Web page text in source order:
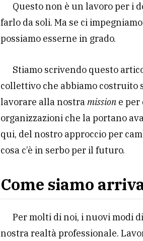
Questo non è un lavoro per i
farlo da soli. Ma se ci
possiamo esserne in grado.
Stiamo scrivendo questo
collettivo che abbiamo
lavorare alla nostramission e
organizzazioni che la portano
qui, del nostro approccio per
cosa c’è in serbo per il futuro.
Come siamo
Per molti di noi, i nuovi modi
nostra realtà professionale.